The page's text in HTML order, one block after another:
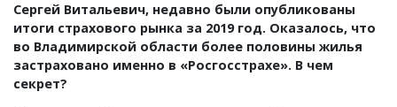
Сергей Витальевич, недавно были опубликованы
итоги страхового рынка за 2019 год. Оказалось, что
во Владимирской области более половины жилья
застраховано именно в «Росгосстрахе». В чем
секрет?